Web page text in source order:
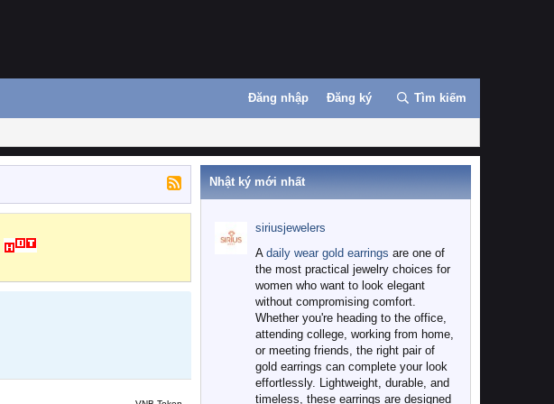
Đăng nhập Đăng ký Tìm kiếm
Nhật ký mới nhất
siriusjewelers
A daily wear gold earrings are one of
the most practical jewelry choices for
women who want to look elegant
without compromising comfort.
Whether you're heading to the office,
attending college, working from home,
or meeting friends, the right pair of
gold earrings can complete your look
effortlessly. Lightweight, durable, and
timeless, these earrings are designed